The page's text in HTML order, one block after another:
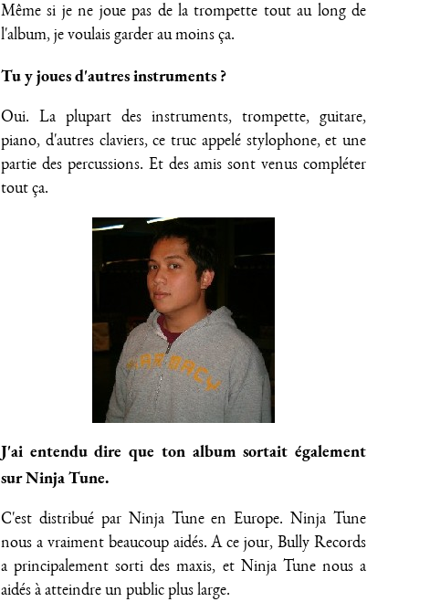
Même si je ne joue pas de la trompette tout au long de
l'album, je voulais garder au moins ça.
Tu y joues d'autres instruments ?
Oui. La plupart des instruments, trompette, guitare,
piano, d'autres claviers, ce truc appelé stylophone, et une
partie des percussions. Et des amis sont venus compléter
tout ça.
J'ai entendu dire que ton album sortait également
sur Ninja Tune.
C'est distribué par Ninja Tune en Europe. Ninja Tune
nous a vraiment beaucoup aidés. A ce jour, Bully Records
a principalement sorti des maxis, et Ninja Tune nous a
aidés à atteindre un public plus large.